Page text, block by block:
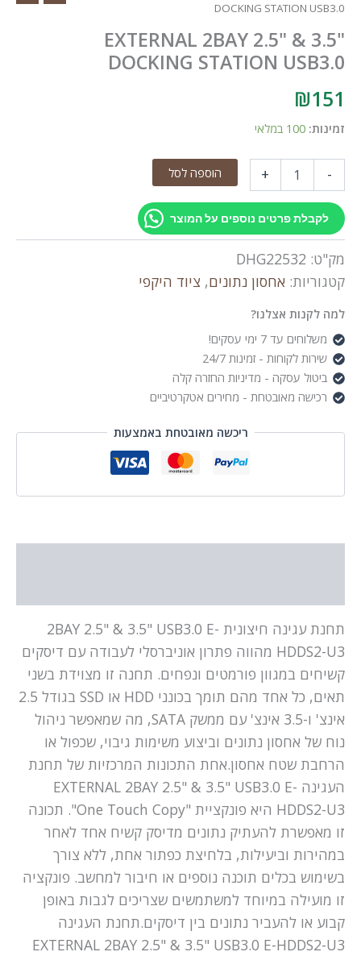
DOCKING STATION USB3.0
EXTERNAL 2BAY 2.5" & 3.5"
DOCKING STATION USB3.0
₪151
זמינות: 100 במלאי
-
2BAY
2.5"
3.5"
DOCKING
STATION
USB3.0
+ הוספה לסל
לקבלת פרטים נוספים על המוצר
מק"ט: DHG22532
קטגוריות: אחסון נתונים, ציוד היקפי
למה לקנות אצלנו?
משלוחים עד 7 ימי עסקים!
שירות לקוחות - זמינות 24/7
ביטול עסקה - מדיניות החזרה קלה
רכישה מאובטחת - מחירים אטקרטיביים
ריכשה מאובטחת באמצעות
תחנת עגינה חיצונית 2BAY 2.5" & 3.5" USB3.0 E-
HDDS2-U3 מהווה פתרון אוניברסלי לעבודה עם דיסקים
קשיחים במגוון פורמטים ונפחים. תחנה זו מצוידת בשני
תאים, כל אחד מהם תומך בכונני HDD או SSD בגודל 2.5
אינצ' ו-3.5 אינצ' עם ממשק SATA, מה שמאפשר ניהול
נוח של אחסון נתונים וביצוע משימות גיבוי, שכפול או
הרחבת שטח אחסון.אחת התכונות המרכזיות של תחנת
העגינה EXTERNAL 2BAY 2.5" & 3.5" USB3.0 E-
HDDS2-U3 היא פונקציית "One Touch Copy". תכונה
זו מאפשרת להעתיק נתונים מדיסק קשיח אחד לאחר
במהירות וביעילות, בלחיצת כפתור אחת, ללא צורך
בשימוש בכלים תוכנה נוספים או חיבור למחשב. פונקציה
זו מועילה במיוחד למשתמשים שצריכים לגבות באופן
קבוע או להעביר נתונים בין דיסקים.תחנת העגינה
EXTERNAL 2BAY 2.5" & 3.5" USB3.0 E-HDDS2-U3